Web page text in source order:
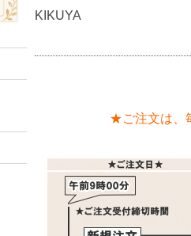
KIKUYA
★ご注文は、